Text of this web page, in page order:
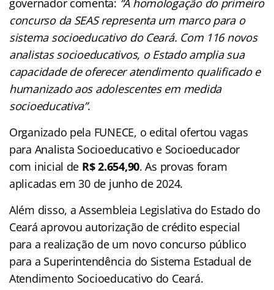
governador comenta: “A homologação do primeiro
concurso da SEAS representa um marco para o
sistema socioeducativo do Ceará. Com 116 novos
analistas socioeducativos, o Estado amplia sua
capacidade de oferecer atendimento qualificado e
humanizado aos adolescentes em medida
socioeducativa”.
Organizado pela FUNECE, o edital ofertou vagas
para Analista Socioeducativo e Socioeducador
com inicial de R$ 2.654,90. As provas foram
aplicadas em 30 de junho de 2024.
Além disso, a Assembleia Legislativa do Estado do
Ceará aprovou autorização de crédito especial
para a realização de um novo concurso público
para a Superintendência do Sistema Estadual de
Atendimento Socioeducativo do Ceará.